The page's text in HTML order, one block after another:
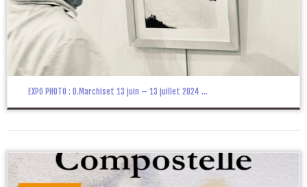
EXPO PHOTO : D.Marchiset 13 juin – 13 juillet 2024 ...